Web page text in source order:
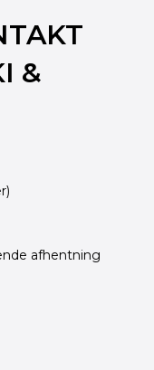
&
afhentning